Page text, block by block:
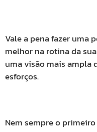
Vale a pena fazer uma
melhor na rotina da
uma visão mais ampla
esforços.
Nem sempre o